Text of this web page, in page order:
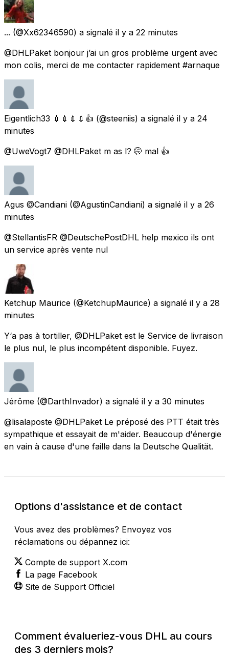
... (@Xx62346590) a signalé il y a 22 minutes
@DHLPaket bonjour j’ai un gros problème urgent avec
mon colis, merci de me contacter rapidement #arnaque
Eigentlich33 💉💉💉💉👍 (@steeniis) a signalé il y a 24
minutes
@UweVogt7 @DHLPaket m as l? 🤭 mal 👍
Agus @Candiani (@AgustinCandiani) a signalé il y a 26
minutes
@StellantisFR @DeutschePostDHL help mexico ils ont
un service après vente nul
Ketchup Maurice (@KetchupMaurice) a signalé il y a 28
minutes
Y‘a pas à tortiller, @DHLPaket est le Service de livraison
le plus nul, le plus incompétent disponible. Fuyez.
Jérôme (@DarthInvador) a signalé il y a 30 minutes
@lisalaposte @DHLPaket Le préposé des PTT était très
sympathique et essayait de m'aider. Beaucoup d'énergie
en vain à cause d'une faille dans la Deutsche Qualität.
Options d'assistance et de contact
Vous avez des problèmes? Envoyez vos
réclamations ou dépannez ici:
Compte de support X.com
La page Facebook
Site de Support Officiel
Comment évalueriez-vous DHL au cours
des 3 derniers mois?